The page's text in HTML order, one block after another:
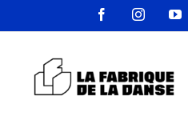
FacebookInstagram